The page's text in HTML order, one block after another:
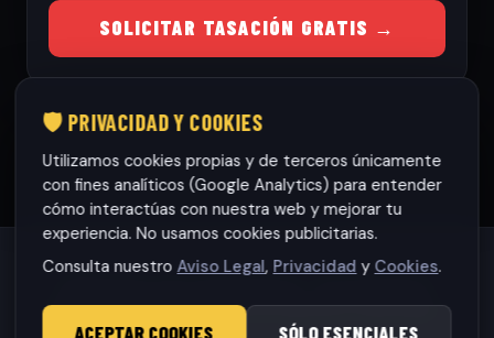
SOLICITAR TASACIÓN GRATIS →
© 2026 RamonCars. Todos los derechos reservados.
🛡️ PRIVACIDAD Y COOKIES
Utilizamos cookies propias y de terceros únicamente
con fines analíticos (Google Analytics) para entender
cómo interactúas con nuestra web y mejorar tu
experiencia. No usamos cookies publicitarias.
Consulta nuestroAviso Legal, Privacidad y Cookies.
ACEPTAR COOKIES SÓLO ESENCIALES